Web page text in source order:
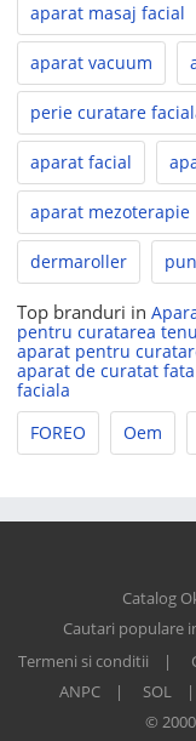
aparat masaj facial
aparat vacuum
perie curatare
aparat facial
aparat mezoterapie
dermaroller
Top branduri in
pentru curatarea
aparat pentru
aparat de curatat fata
faciala
FOREO
Oem
Catalog
Cautari populare
Termeni si conditii
ANPC
SOL
© 2000